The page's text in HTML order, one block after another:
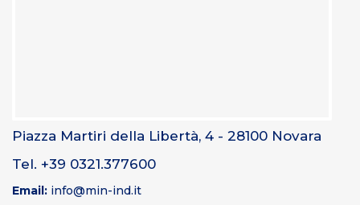
Piazza Martiri della Libertà, 4 - 28100 Novara
Tel. +39 0321.377600
Email: info@min-ind.it